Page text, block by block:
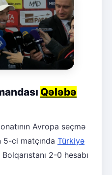
Qələbə
Avropa seçmə
5-ci matçında Türkiyə
2-0 hesabı